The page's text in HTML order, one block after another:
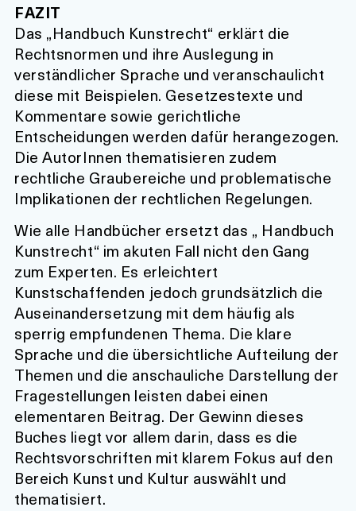
FAZIT
Das „Handbuch Kunstrecht“ erklärt die
Rechtsnormen und ihre Auslegung in
verständlicher Sprache und veranschaulicht
diese mit Beispielen. Gesetzestexte und
Kommentare sowie gerichtliche
Entscheidungen werden dafür herangezogen.
Die AutorInnen thematisieren zudem
rechtliche Graubereiche und problematische
Implikationen der rechtlichen Regelungen.
Wie alle Handbücher ersetzt das „ Handbuch
Kunstrecht“ im akuten Fall nicht den Gang
zum Experten. Es erleichtert
Kunstschaffenden jedoch grundsätzlich die
Auseinandersetzung mit dem häufig als
sperrig empfundenen Thema. Die klare
Sprache und die übersichtliche Aufteilung der
Themen und die anschauliche Darstellung der
Fragestellungen leisten dabei einen
elementaren Beitrag. Der Gewinn dieses
Buches liegt vor allem darin, dass es die
Rechtsvorschriften mit klarem Fokus auf den
Bereich Kunst und Kultur auswählt und
thematisiert.